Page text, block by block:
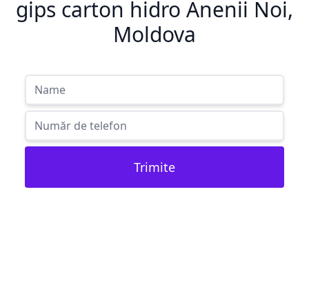
gips carton hidro Anenii Noi,
Moldova
Trimite